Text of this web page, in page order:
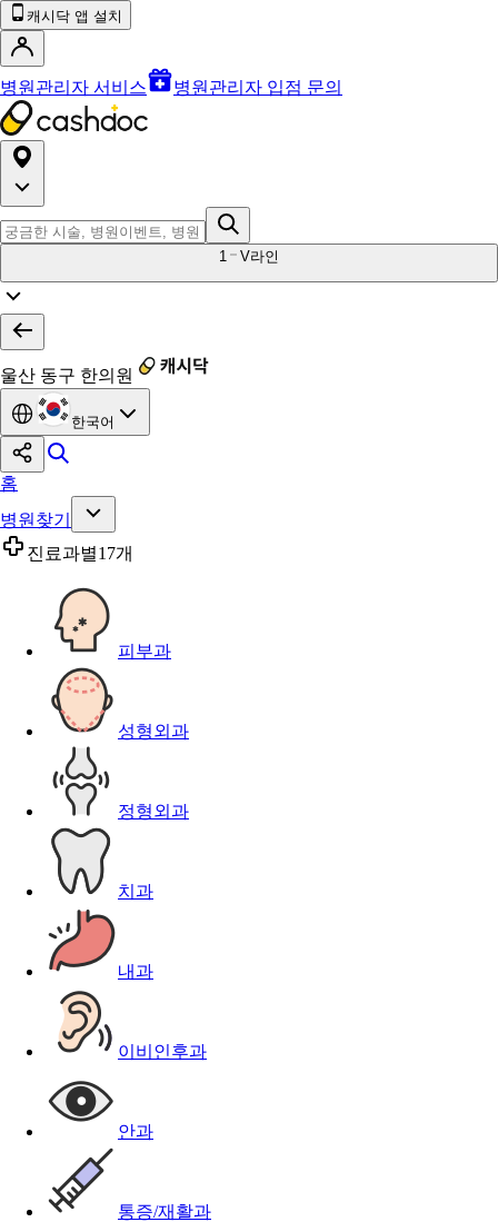
캐시닥 앱 설치
병원관리자 서비스 병원관리자 입점 문의
1 V라인
울산 동구 한의원
한국어
홈
병원찾기
진료과별17개
피부과
성형외과
정형외과
치과
내과
이비인후과
안과
통증/재활과